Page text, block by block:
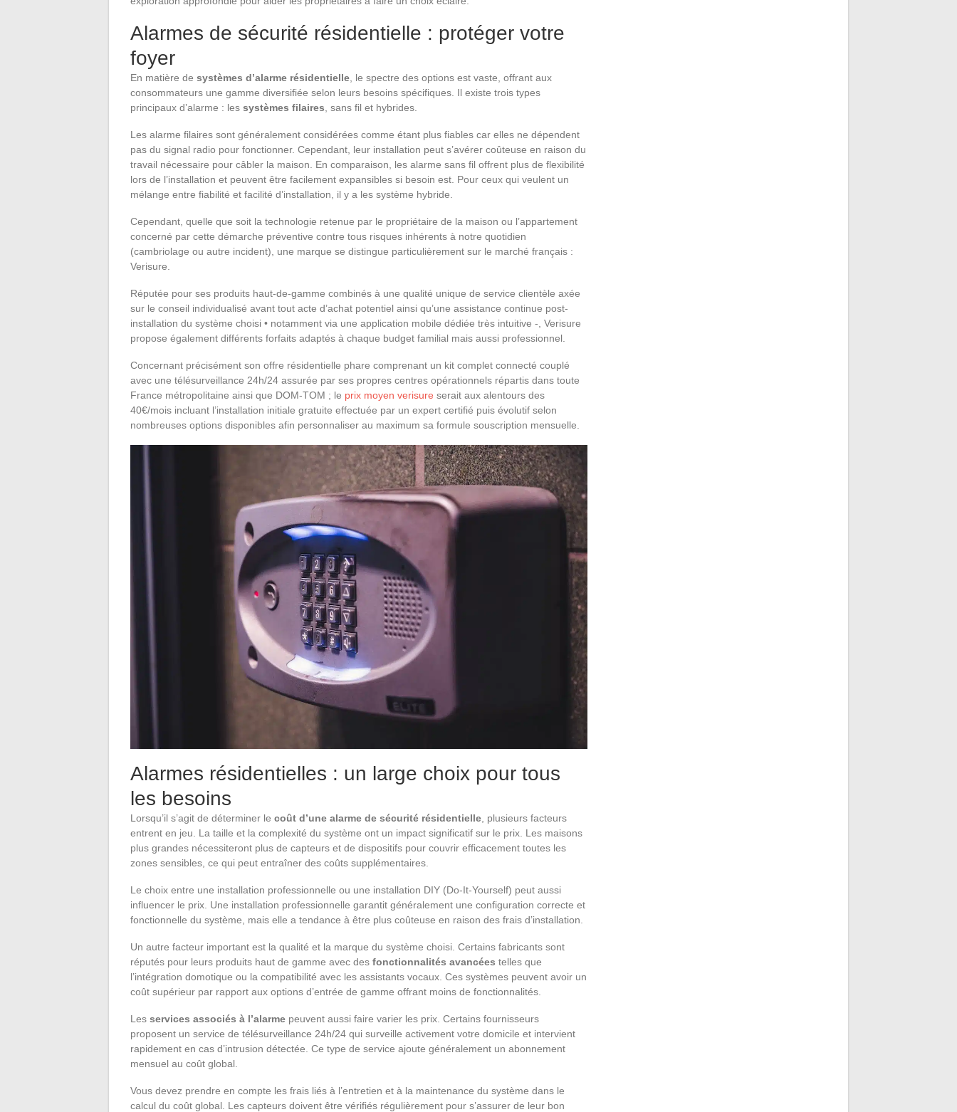
Alarmes de sécurité résidentielle : protéger votre
foyer
En matière de systèmes d’alarme résidentielle , le spectre des options est vaste, offrant aux
consommateurs une gamme diversifiée selon leurs besoins spécifiques. Il existe trois types
principaux d’alarme : les systèmes filaires , sans fil et hybrides.
Les alarme filaires sont généralement considérées comme étant plus fiables car elles ne dépendent
pas du signal radio pour fonctionner. Cependant, leur installation peut s’avérer coûteuse en raison du
travail nécessaire pour câbler la maison. En comparaison, les alarme sans fil offrent plus de flexibilité
lors de l’installation et peuvent être facilement expansibles si besoin est. Pour ceux qui veulent un
mélange entre fiabilité et facilité d’installation, il y a les système hybride.
Cependant, quelle que soit la technologie retenue par le propriétaire de la maison ou l’appartement
concerné par cette démarche préventive contre tous risques inhérents à notre quotidien
(cambriolage ou autre incident), une marque se distingue particulièrement sur le marché français :
Verisure.
Réputée pour ses produits haut-de-gamme combinés à une qualité unique de service clientèle axée
sur le conseil individualisé avant tout acte d’achat potentiel ainsi qu’une assistance continue post-
installation du système choisi • notamment via une application mobile dédiée très intuitive -, Verisure
propose également différents forfaits adaptés à chaque budget familial mais aussi professionnel.
Concernant précisément son offre résidentielle phare comprenant un kit complet connecté couplé
avec une télésurveillance 24h/24 assurée par ses propres centres opérationnels répartis dans toute
France métropolitaine ainsi que DOM-TOM ; le prix moyen verisure serait aux alentours des
40€/mois incluant l’installation initiale gratuite effectuée par un expert certifié puis évolutif selon
nombreuses options disponibles afin personnaliser au maximum sa formule souscription mensuelle.
Alarmes résidentielles : un large choix pour tous
les besoins
Lorsqu’il s’agit de déterminer le coût d’une alarme de sécurité résidentielle , plusieurs facteurs
entrent en jeu. La taille et la complexité du système ont un impact significatif sur le prix. Les maisons
plus grandes nécessiteront plus de capteurs et de dispositifs pour couvrir efficacement toutes les
zones sensibles, ce qui peut entraîner des coûts supplémentaires.
Le choix entre une installation professionnelle ou une installation DIY (Do-It-Yourself) peut aussi
influencer le prix. Une installation professionnelle garantit généralement une configuration correcte et
fonctionnelle du système, mais elle a tendance à être plus coûteuse en raison des frais d’installation.
Un autre facteur important est la qualité et la marque du système choisi. Certains fabricants sont
réputés pour leurs produits haut de gamme avec des fonctionnalités avancées telles que
l’intégration domotique ou la compatibilité avec les assistants vocaux. Ces systèmes peuvent avoir un
coût supérieur par rapport aux options d’entrée de gamme offrant moins de fonctionnalités.
Les services associés à l’alarme peuvent aussi faire varier les prix. Certains fournisseurs
proposent un service de télésurveillance 24h/24 qui surveille activement votre domicile et intervient
rapidement en cas d’intrusion détectée. Ce type de service ajoute généralement un abonnement
mensuel au coût global.
Vous devez prendre en compte les frais liés à l’entretien et à la maintenance du système dans le
calcul du coût global. Les capteurs doivent être vérifiés régulièrement pour s’assurer de leur bon